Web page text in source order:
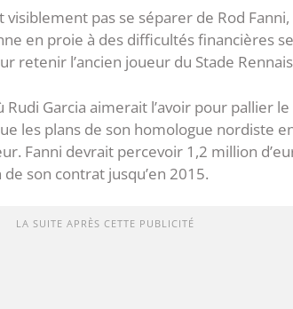
visiblement pas se séparer de Rod
en proie à des difficultés financières
retenir l’ancien joueur du Stade
Rudi Garcia aimerait l’avoir pour pallier
les plans de son homologue nordiste
Fanni devrait percevoir 1,2 million
son contrat jusqu’en 2015.
LA SUITE APRÈS CETTE PUBLICITÉ